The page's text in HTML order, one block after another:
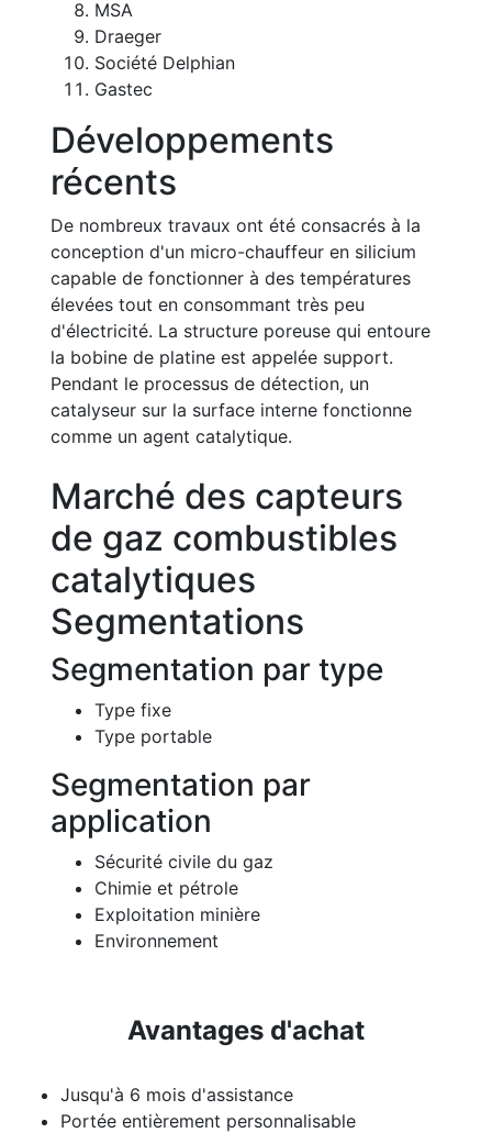
MSA
Draeger
Société Delphian
Gastec
Développements
récents
De nombreux travaux ont été consacrés à la
conception d'un micro-chauffeur en silicium
capable de fonctionner à des températures
élevées tout en consommant très peu
d'électricité. La structure poreuse qui entoure
la bobine de platine est appelée support.
Pendant le processus de détection, un
catalyseur sur la surface interne fonctionne
comme un agent catalytique.
Marché des capteurs
de gaz combustibles
catalytiques
Segmentations
Segmentation par type
Type fixe
Type portable
Segmentation par
application
Sécurité civile du gaz
Chimie et pétrole
Exploitation minière
Environnement
Avantages d'achat
Jusqu'à 6 mois d'assistance
Portée entièrement personnalisable